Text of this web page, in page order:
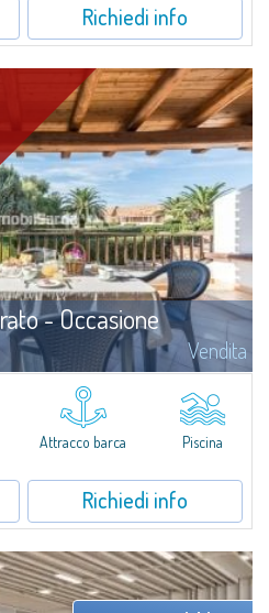
Richiedi info
- Occasione
Vendita
ristrutturato e arredato dotato
giardino sul mare, 16 ettari di
contesto del Capo...
Attracco barca Piscina
Richiedi info